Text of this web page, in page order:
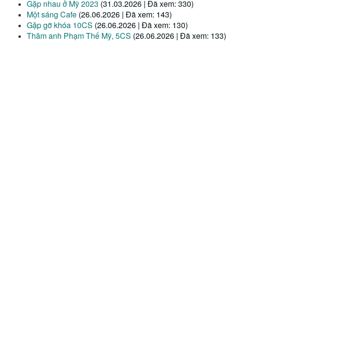
Gặp nhau ở Mỹ 2023 (31.03.2026 | Đã xem: 330)
Một sáng Cafe (26.06.2026 | Đã xem: 143)
Gặp gỡ khóa 10CS (26.06.2026 | Đã xem: 130)
Thăm anh Phạm Thế Mỹ, 5CS (26.06.2026 | Đã xem: 133)